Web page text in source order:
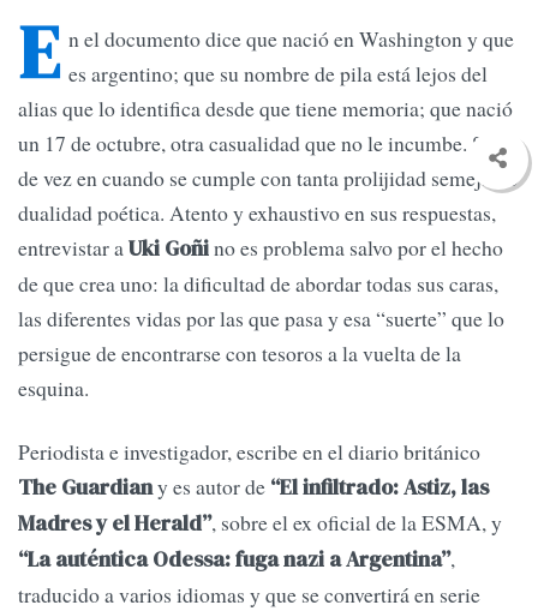
E n el documento dice que nació en Washington y que
es argentino; que su nombre de pila está lejos del
alias que lo identifica desde que tiene memoria; que nació
un 17 de octubre, otra casualidad que no le incumbe. Solo
de vez en cuando se cumple con tanta prolijidad semejante
dualidad poética. Atento y exhaustivo en sus respuestas,
entrevistar aUki Goñino es problema salvo por el hecho
de que crea uno: la dificultad de abordar todas sus caras,
las diferentes vidas por las que pasa y esa “suerte” que lo
persigue de encontrarse con tesoros a la vuelta de la
esquina.
Periodista e investigador, escribe en el diario británico
The Guardiany es autor de “El infiltrado: Astiz, las
Madres y el Herald”, sobre el ex oficial de la ESMA, y
“La auténtica Odessa: fuga nazi a Argentina”,
traducido a varios idiomas y que se convertirá en serie